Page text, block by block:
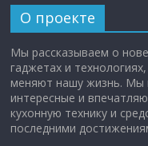
О проекте
Мы рассказываем о
гаджетах и
меняют нашу жизнь. Мы
интересные и
кухонную технику и
последними